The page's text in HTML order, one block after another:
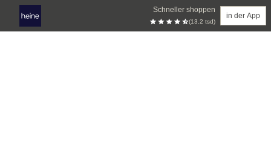
Schneller shoppen
(13.2 tsd)
in der App